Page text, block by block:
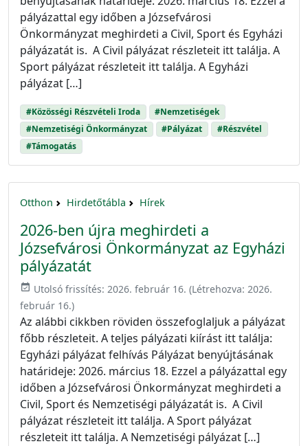
pályázattal egy időben a Józsefvárosi
Önkormányzat meghirdeti a Civil, Sport és Egyházi
pályázatát is. A Civil pályázat részleteit itt találja. A
Sport pályázat részleteit itt találja. A Egyházi
pályázat […]
#Közösségi Részvételi Iroda
#Nemzetiségek
#Nemzetiségi Önkormányzat
#Pályázat
#Részvétel
#Támogatás
Otthon Hirdetőtábla Hírek
2026-ben újra meghirdeti a
Józsefvárosi Önkormányzat az Egyházi
pályázatát
event_available Utolsó frissítés: 2026. február 16. (Létrehozva: 2026.
február 16.)
Az alábbi cikkben röviden összefoglaljuk a pályázat
főbb részleteit. A teljes pályázati kiírást itt találja:
Egyházi pályázat felhívás Pályázat benyújtásának
határideje: 2026. március 18. Ezzel a pályázattal egy
időben a Józsefvárosi Önkormányzat meghirdeti a
Civil, Sport és Nemzetiségi pályázatát is. A Civil
pályázat részleteit itt találja. A Sport pályázat
részleteit itt találja. A Nemzetiségi pályázat […]